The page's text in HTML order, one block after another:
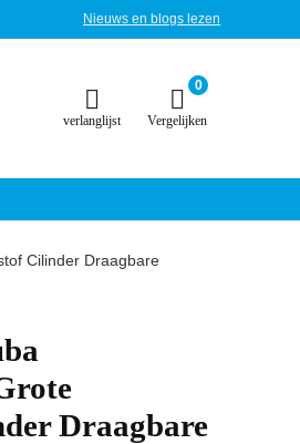
Nieuws en blogs lezen
verlanglijst
0
Vergelijken
Cilinder Draagbare
Draagbare